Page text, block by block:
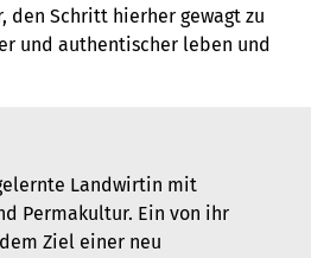
den Schritt hierher gewagt zu
und authentischer leben und
Landwirtin mit
Permakultur. Ein von ihr
Ziel einer neu